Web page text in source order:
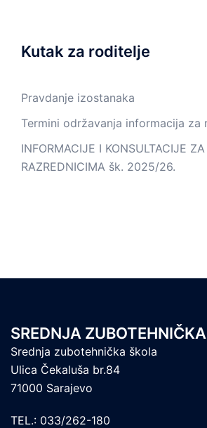
Kutak za roditelje
Pravdanje izostanaka
Termini održavanja informacija za
INFORMACIJE I KONSULTACIJE
RAZREDNICIMA šk. 2025/26.
SREDNJA
Srednja zubotehnička škola
Ulica Čekaluša br.84
71000 Sarajevo
TEL.: 033/262-180